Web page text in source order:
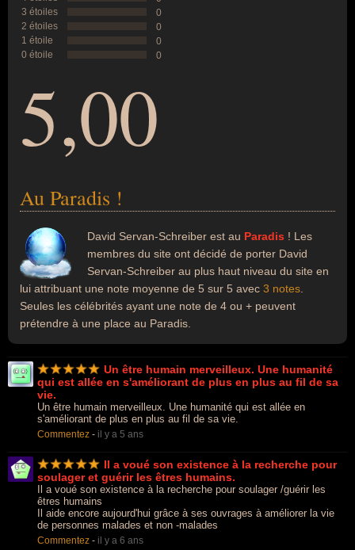
3 étoiles
0
2 étoiles
0
1 étoile
0
0 étoile
0
5,00
Au Paradis !
David Servan-Schreiber est au Paradis ! Les
membres du site ont décidé de porter David
Servan-Schreiber au plus haut niveau du site en
lui attribuant une note moyenne de 5 sur 5 avec 3 notes
Seules les célébrités ayant une note de 4 ou + peuvent
prétendre à une place au Paradis.
Un être humain merveilleux. Une humanité
qui est allée en s'améliorant de plus en plus au fil de sa
vie.
Un être humain merveilleux. Une humanité qui est allée en
s'améliorant de plus en plus au fil de sa vie.
Commentez - il y a 5 ans
Il a voué son existence à la recherche pour
soulager et guérir les êtres humains.
Il a voué son existence à la recherche pour soulager /guérir les
êtres humains
Il aide encore aujourd'hui grâce à ses ouvrages à améliorer la vie
de personnes malades et non -malades
Commentez - il y a 6 ans